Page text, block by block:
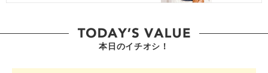
本日のイチオシ！